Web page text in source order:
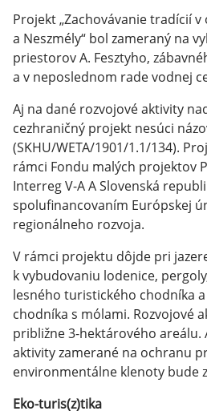
Projekt „Zachovávanie tradícií
a Neszmély“ bol zameraný na
priestorov A. Fesztyho,
a v neposlednom rade vodnej
Aj na dané rozvojové aktivity
cezhraničný projekt nesúci
(SKHU/WETA/1901/1.1/134).
rámci Fondu malých projektov
Interreg V-A A Slovenská
spolufinancovaním Európskej
regionálneho rozvoja.
V rámci projektu dôjde pri
k vybudovaniu lodenice,
lesného turistického chodníka
chodníka s mólami. Rozvojové
približne 3-hektárového areálu.
aktivity zamerané na ochranu
environmentálne klenoty bude
Eko-turis(z)tika